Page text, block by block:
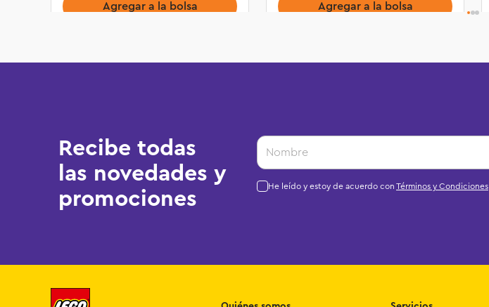
Agregar a la bolsa Agregar a la bolsa
Recibe todas
las novedades y
promociones
He leído y estoy de acuerdo con Términos y Condiciones